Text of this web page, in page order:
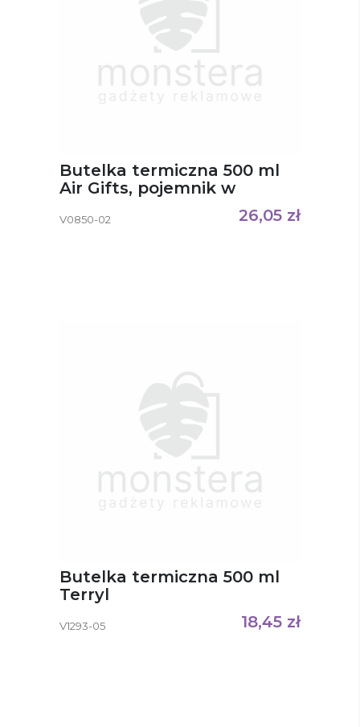
Butelka termiczna 500 ml
Air Gifts, pojemnik w
V0850-02 26,05 zł
Butelka termiczna 500 ml
Terryl
V1293-05 18,45 zł